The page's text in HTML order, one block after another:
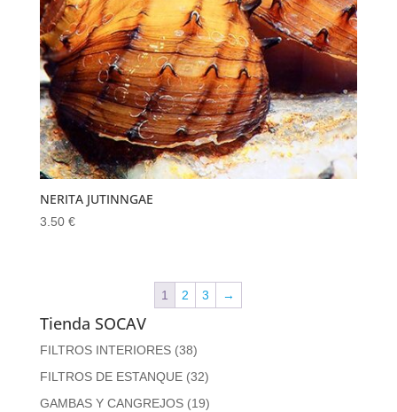
NERITA JUTINNGAE
3.50 €
1 2 3 →
Tienda SOCAV
FILTROS INTERIORES (38)
FILTROS DE ESTANQUE (32)
GAMBAS Y CANGREJOS (19)